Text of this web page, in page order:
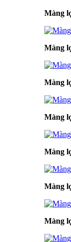
Màng
Màng
Màng
Màng
Màng
Màng
Màng